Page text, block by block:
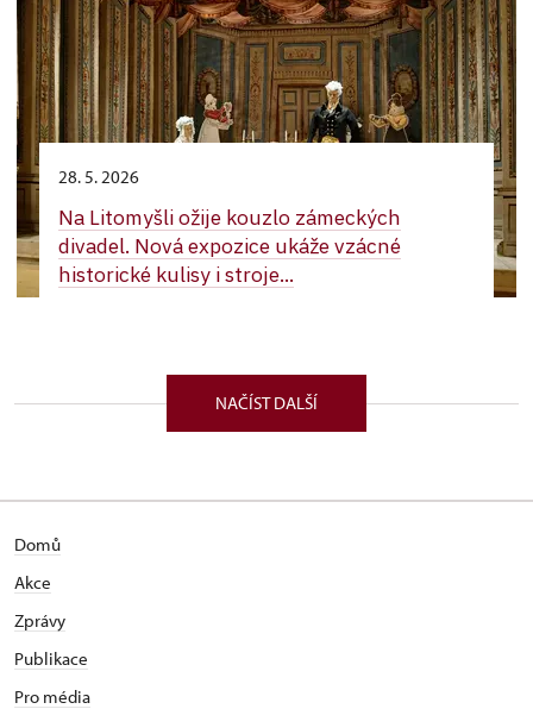
28. 5. 2026
Na Litomyšli ožije kouzlo zámeckých
divadel. Nová expozice ukáže vzácné
historické kulisy i stroje...
NAČÍST DALŠÍ
Domů
Akce
Zprávy
Publikace
Pro média